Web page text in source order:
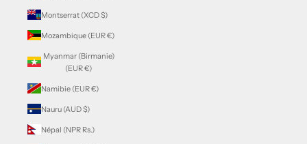
Montserrat (XCD $)
Mozambique (EUR €)
Myanmar (Birmanie)
(EUR €)
Namibie (EUR €)
Nauru (AUD $)
Népal (NPR Rs.)